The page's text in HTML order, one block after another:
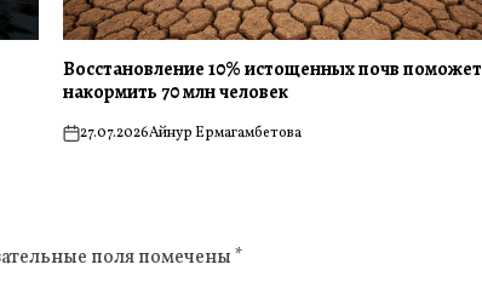
Восстановление 10% истощенных почв поможет
накормить 70 млн человек
on27.07.2026Айнур Ермагамбетова
поля помечены*